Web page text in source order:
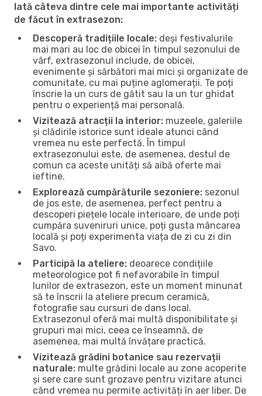
Iată câteva dintre cele mai importante activități
de făcut în extrasezon:
Descoperă tradițiile locale: deși festivalurile
mai mari au loc de obicei în timpul sezonului de
vârf, extrasezonul include, de obicei,
evenimente și sărbători mai mici și organizate de
comunitate, cu mai puține aglomerații. Te poți
înscrie la un curs de gătit sau la un tur ghidat
pentru o experiență mai personală.
Vizitează atracții la interior: muzeele, galeriile
și clădirile istorice sunt ideale atunci când
vremea nu este perfectă. În timpul
extrasezonului este, de asemenea, destul de
comun ca aceste unități să aibă oferte mai
ieftine.
Explorează cumpărăturile sezoniere: sezonul
de jos este, de asemenea, perfect pentru a
descoperi piețele locale interioare, de unde poți
cumpăra suveniruri unice, poți gusta mâncarea
locală și poți experimenta viața de zi cu zi din
Savo.
Participă la ateliere: deoarece condițiile
meteorologice pot fi nefavorabile în timpul
lunilor de extrasezon, este un moment minunat
să te înscrii la ateliere precum ceramică,
fotografie sau cursuri de dans local.
Extrasezonul oferă mai multă disponibilitate și
grupuri mai mici, ceea ce înseamnă, de
asemenea, mai multă învățare practică.
Vizitează grădini botanice sau rezervații
naturale: multe grădini locale au zone acoperite
și sere care sunt grozave pentru vizitare atunci
când vremea nu permite activități în aer liber. De